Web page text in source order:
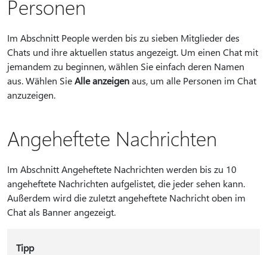
Personen
Im Abschnitt People werden bis zu sieben Mitglieder des
Chats und ihre aktuellen status angezeigt. Um einen Chat mit
jemandem zu beginnen, wählen Sie einfach deren Namen
aus. Wählen SieAlle anzeigenaus, um alle Personen im Chat
anzuzeigen.
Angeheftete Nachrichten
Im Abschnitt Angeheftete Nachrichten werden bis zu 10
angeheftete Nachrichten aufgelistet, die jeder sehen kann.
Außerdem wird die zuletzt angeheftete Nachricht oben im
Chat als Banner angezeigt.
Tipp